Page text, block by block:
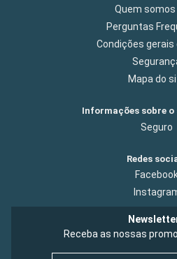
Quem somos
Perguntas
Condições gerais
Mapa do
Informações sobre
Seguro
Redes
Receba as nossas